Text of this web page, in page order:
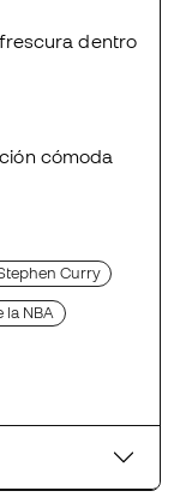
dentro
cómoda
Curry
la NBA